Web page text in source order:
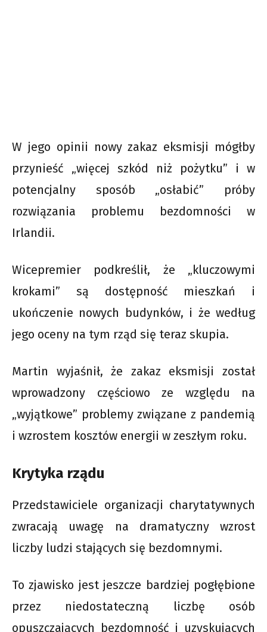
W jego opinii nowy zakaz eksmisji mógłby
przynieść „więcej szkód niż pożytku” i w
potencjalny sposób „osłabić” próby
rozwiązania problemu bezdomności w
Irlandii.
Wicepremier podkreślił, że „kluczowymi
krokami” są dostępność mieszkań i
ukończenie nowych budynków, i że według
jego oceny na tym rząd się teraz skupia.
Martin wyjaśnił, że zakaz eksmisji został
wprowadzony częściowo ze względu na
„wyjątkowe” problemy związane z pandemią
i wzrostem kosztów energii w zeszłym roku.
Krytyka rządu
Przedstawiciele organizacji charytatywnych
zwracają uwagę na dramatyczny wzrost
liczby ludzi stających się bezdomnymi.
To zjawisko jest jeszcze bardziej pogłębione
przez niedostateczną liczbę osób
opuszczających bezdomność i uzyskujących